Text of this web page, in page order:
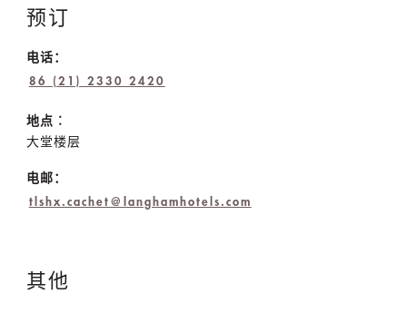
预订
电话：
86 (21) 2330 2420
地点︰
大堂楼层
电邮：
tlshx.cachet@langhamhotels.com
其他